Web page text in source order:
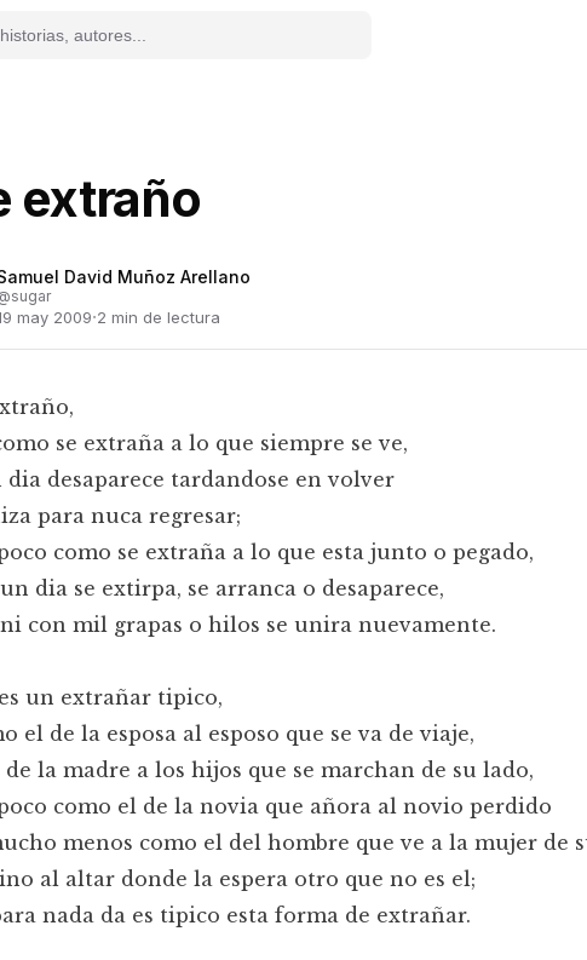
extraño
David Muñoz Arellano
sugar
may 2009·2 min de lectura
se extraña a lo que siempre se ve,
dia desaparece tardandose en volver
para nuca regresar;
como se extraña a lo que esta junto o pegado,
dia se extirpa, se arranca o desaparece,
con mil grapas o hilos se unira nuevamente.
un extrañar tipico,
el de la esposa al esposo que se va de viaje,
de la madre a los hijos que se marchan de su lado,
como el de la novia que añora al novio perdido
menos como el del hombre que ve a la mujer de
al altar donde la espera otro que no es el;
nada da es tipico esta forma de extrañar.